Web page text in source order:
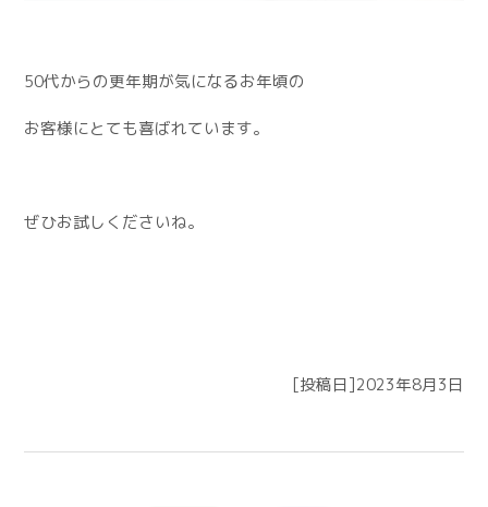
50代からの更年期が気になるお年頃の
お客様にとても喜ばれています。
ぜひお試しくださいね。
[投稿日]2023年8月3日